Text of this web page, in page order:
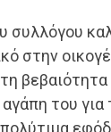
συλλόγου
στην
βεβαιότητα
του